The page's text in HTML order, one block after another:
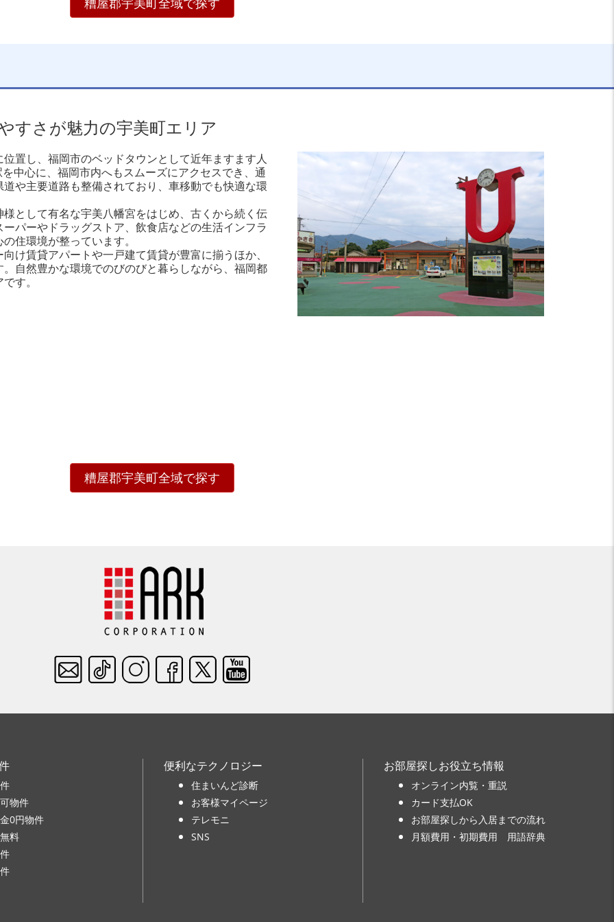
すさが魅力の宇美町エリア
置し、福岡市のベッドタウンとして近年ますます人
中心に、福岡市内へもスムーズにアクセスでき、通
や主要道路も整備されており、車移動でも快適な環
として有名な宇美八幡宮をはじめ、古くから続く伝
パーやドラッグストア、飲食店などの生活インフラ
住環境が整っています。
け賃貸アパートや一戸建て賃貸が豊富に揃うほか、
自然豊かな環境でのびのびと暮らしながら、福岡都
す。
糟屋郡宇美町全域で探す
物件
0円物件
料
便利なテクノロジー
住まいんど診断
お客様マイページ
テレモニ
SNS
お部屋探しお役立ち情報
オンライン内覧・重説
カード支払OK
お部屋探しから入居までの流れ
月額費用・初期費用 用語辞典